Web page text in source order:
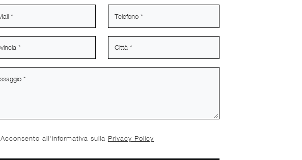
Acconsento all'informativa sulla Privacy Policy